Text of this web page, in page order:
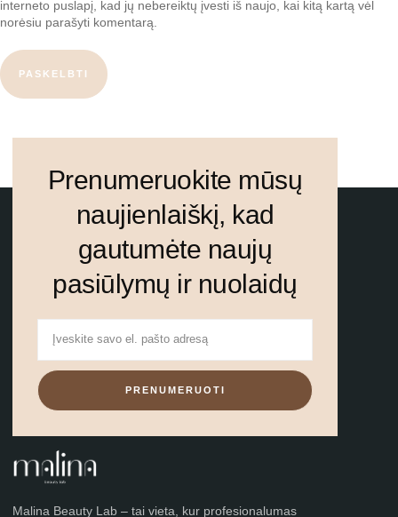
interneto puslapį, kad jų nebereiktų įvesti iš naujo, kai kitą kartą vėl
norėsiu parašyti komentarą.
PASKELBTI
Prenumeruokite mūsų
naujienlaiškį, kad
gautumėte naujų
pasiūlymų ir nuolaidų
PRENUMERUOTI
Malina Beauty Lab – tai vieta, kur profesionalumas